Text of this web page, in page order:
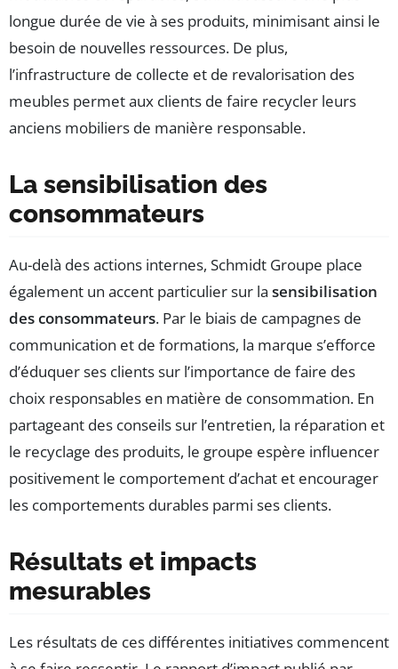
longue durée de vie à ses produits, minimisant ainsi le
besoin de nouvelles ressources. De plus,
l’infrastructure de collecte et de revalorisation des
meubles permet aux clients de faire recycler leurs
anciens mobiliers de manière responsable.
La sensibilisation des
consommateurs
Au-delà des actions internes, Schmidt Groupe place
également un accent particulier sur la sensibilisation
des consommateurs. Par le biais de campagnes de
communication et de formations, la marque s’efforce
d’éduquer ses clients sur l’importance de faire des
choix responsables en matière de consommation. En
partageant des conseils sur l’entretien, la réparation et
le recyclage des produits, le groupe espère influencer
positivement le comportement d’achat et encourager
les comportements durables parmi ses clients.
Résultats et impacts
mesurables
Les résultats de ces différentes initiatives commencent